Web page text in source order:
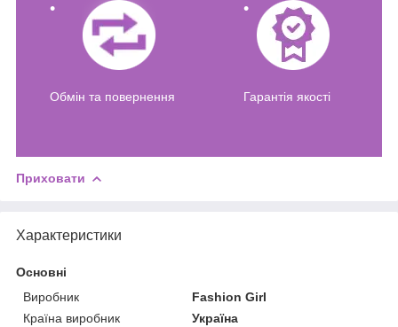
Обмін та повернення Гарантія якості
Приховати
Характеристики
Основні
Виробник
Fashion Girl
Країна виробник
Україна